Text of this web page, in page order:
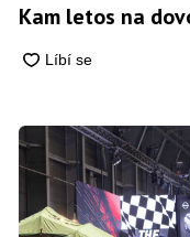
Kam letos na